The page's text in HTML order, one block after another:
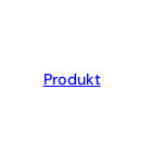
Produkt